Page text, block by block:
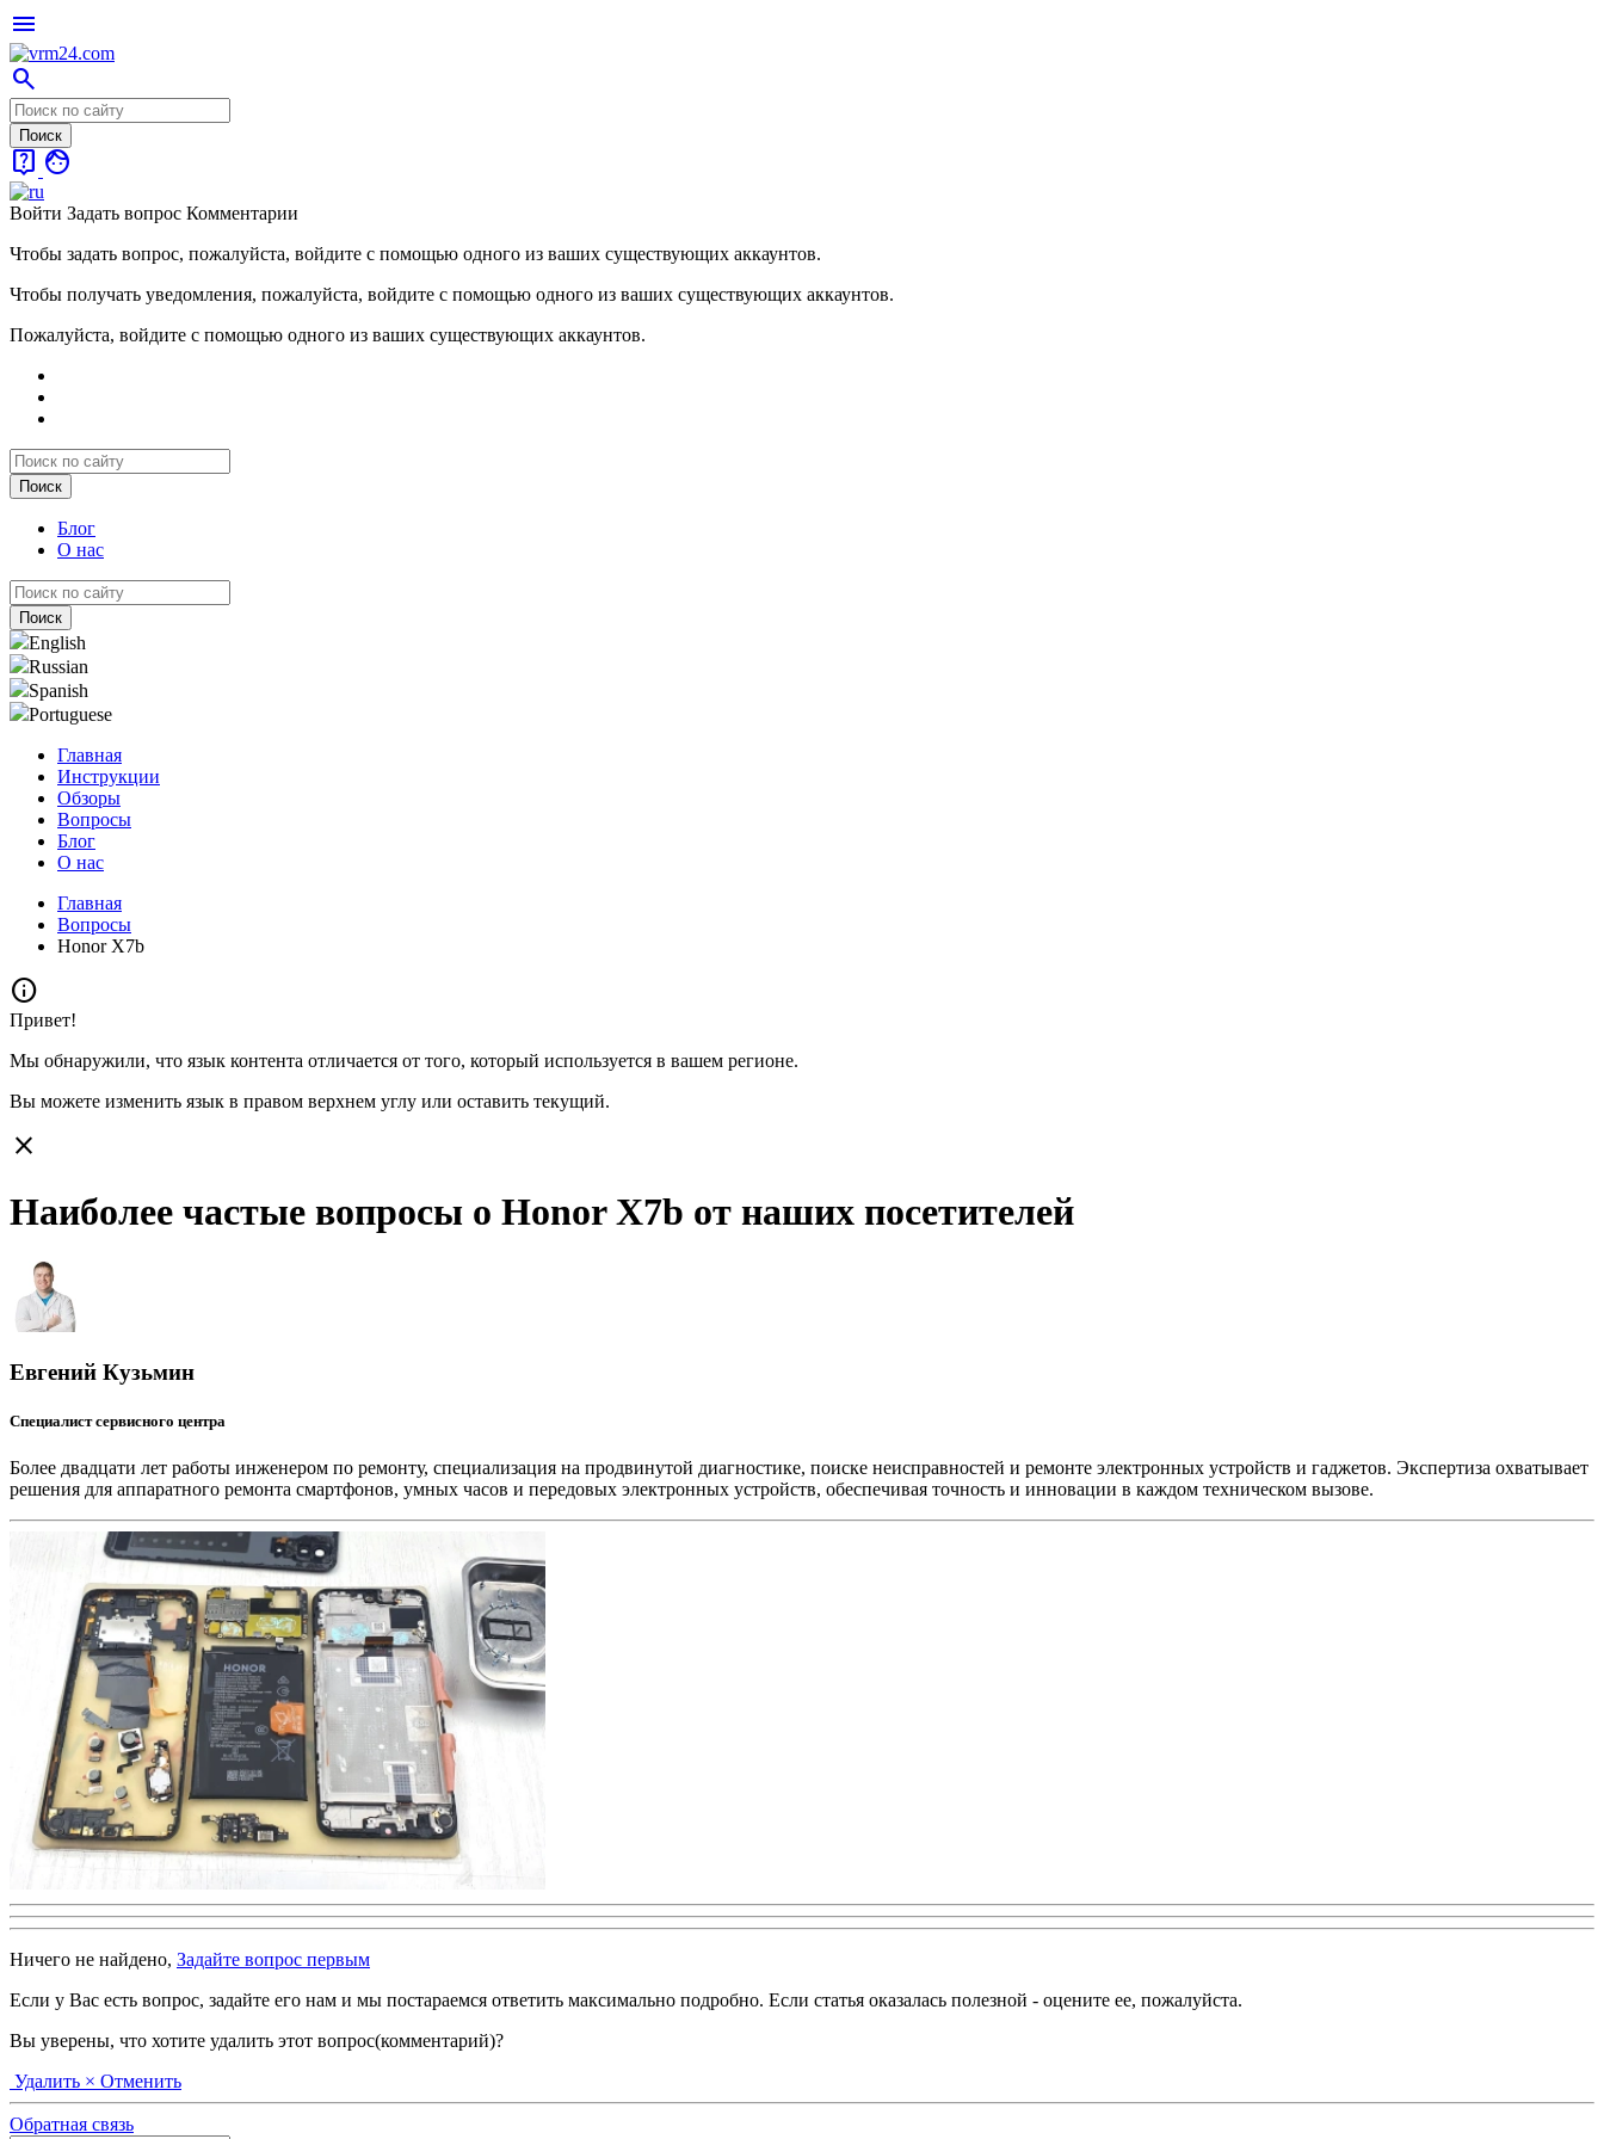
menu
search
live_help face
Войти Задать вопрос Комментарии
Чтобы задать вопрос, пожалуйста, войдите с помощью одного из ваших существующих аккаунтов.
Чтобы получать уведомления, пожалуйста, войдите с помощью одного из ваших существующих аккаунтов.
Пожалуйста, войдите с помощью одного из ваших существующих аккаунтов.
Блог
О нас
English
Russian
Spanish
Portuguese
Главная
Инструкции
Обзоры
Вопросы
Блог
О нас
Главная
Вопросы
Honor X7b
info
Привет!
Мы обнаружили, что язык контента отличается от того, который используется в вашем регионе.
Вы можете изменить язык в правом верхнем углу или оставить текущий.
close
Наиболее частые вопросы о Honor X7b от наших посетителей
Евгений Кузьмин
Специалист сервисного центра
Более двадцати лет работы инженером по ремонту, специализация на продвинутой диагностике, поиске неисправностей и ремонте электронных устройств и гаджетов. Экспертиза охватывает
решения для аппаратного ремонта смартфонов, умных часов и передовых электронных устройств, обеспечивая точность и инновации в каждом техническом вызове.
Ничего не найдено, Задайте вопрос первым
Если у Вас есть вопрос, задайте его нам и мы постараемся ответить максимально подробно. Если статья оказалась полезной - оцените ее, пожалуйста.
Вы уверены, что хотите удалить этот вопрос(комментарий)?
Удалить × Отменить
Обратная связь